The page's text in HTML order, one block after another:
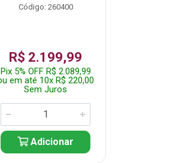
Código: 260400
R$ 2.199,99
Pix 5% OFF R$ 2.089,99
em até 10x R$ 220,00
Sem Juros
Adicionar